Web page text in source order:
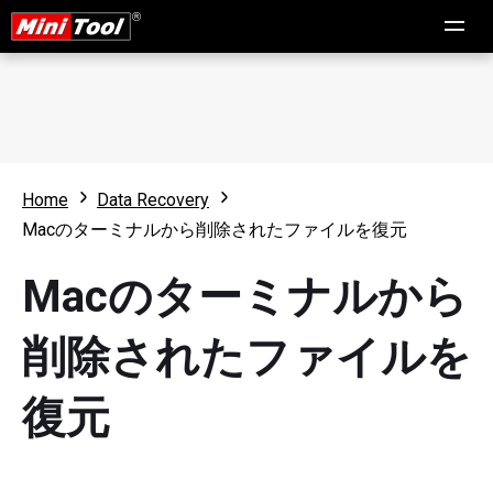
Home
Data Recovery
Macのターミナルから削除されたファイルを復元
Macのターミナルから
削除されたファイルを
復元